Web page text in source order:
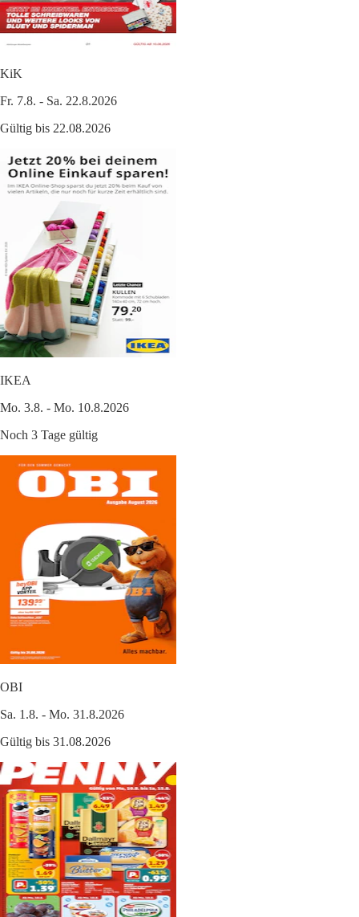
KiK
Fr. 7.8. - Sa. 22.8.2026
Gültig bis 22.08.2026
IKEA
Mo. 3.8. - Mo. 10.8.2026
Noch 3 Tage gültig
OBI
Sa. 1.8. - Mo. 31.8.2026
Gültig bis 31.08.2026